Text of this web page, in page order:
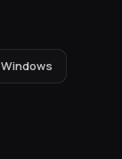
Windows